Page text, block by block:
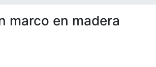
marco en madera